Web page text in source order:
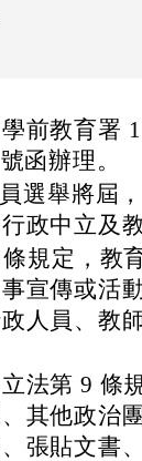
前教育署
函辦理。
選舉將屆
政中立及
規定，教
宣傳或活
人員、教
法第 9 條
其他政治
張貼文書